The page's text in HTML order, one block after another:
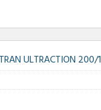
ULTRACTION 200/1